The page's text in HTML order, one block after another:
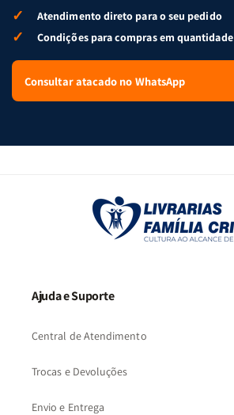
✓ Atendimento direto para o seu pedido
✓ Condições para compras em quantidade
Consultar atacado no WhatsApp
Ajuda e Suporte
Central de Atendimento
Trocas e Devoluções
Envio e Entrega